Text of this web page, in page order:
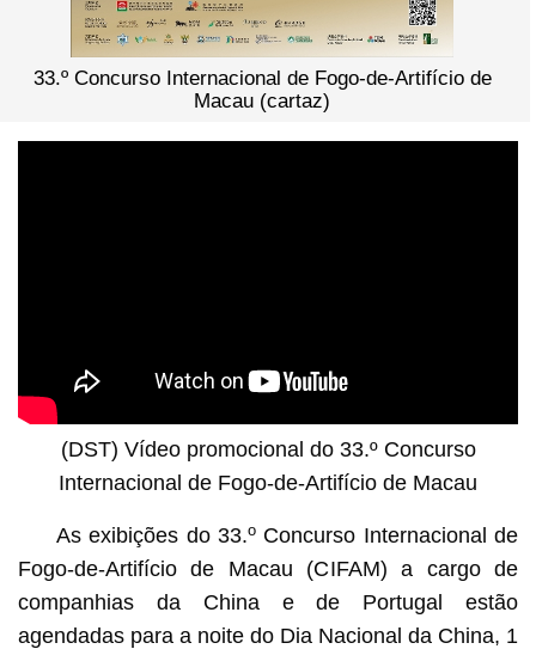
33.º Concurso Internacional de Fogo-de-Artifício de
Macau (cartaz)
(DST) Vídeo promocional do 33.º Concurso
Internacional de Fogo-de-Artifício de Macau
As exibições do 33.o Concurso Internacional de
Fogo-de-Artifício de Macau (CIFAM) a cargo de
companhias da China e de Portugal estão
agendadas para a noite do Dia Nacional da China, 1